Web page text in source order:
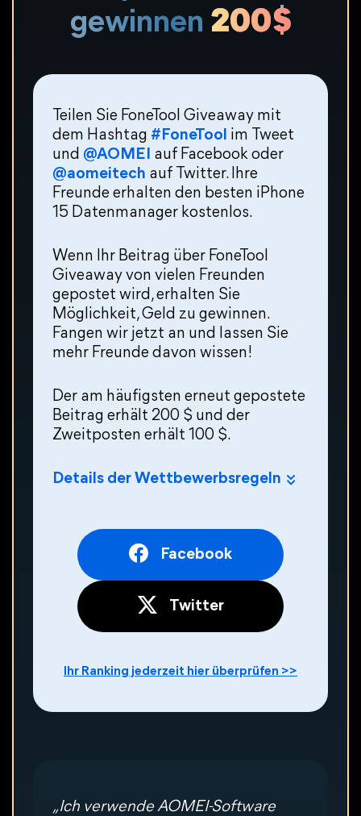
gewinnen 200$
Teilen Sie FoneTool Giveaway mit
dem Hashtag #FoneTool im Tweet
und @AOMEI auf Facebook oder
@aomeitech auf Twitter. Ihre
Freunde erhalten den besten iPhone
15 Datenmanager kostenlos.
Wenn Ihr Beitrag über FoneTool
Giveaway von vielen Freunden
gepostet wird, erhalten Sie
Möglichkeit, Geld zu gewinnen.
Fangen wir jetzt an und lassen Sie
mehr Freunde davon wissen!
Der am häufigsten erneut gepostete
Beitrag erhält 200 $ und der
Zweitposten erhält 100 $.
Details der Wettbewerbsregeln
Facebook
Twitter
Ihr Ranking jederzeit hier überprüfen >>
„Ich verwende AOMEI-Software